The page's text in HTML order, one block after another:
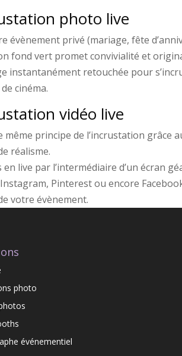
photo live
évènement privé (mariage, fête
fond vert promet convivialité et
instantanément retouchée pour
cinéma.
vidéo live
même principe de l’incrustation grâce
réalisme.
en live par l’intermédiaire d’un écran
Pinterest ou encore
votre évènement.
photo
événementiel